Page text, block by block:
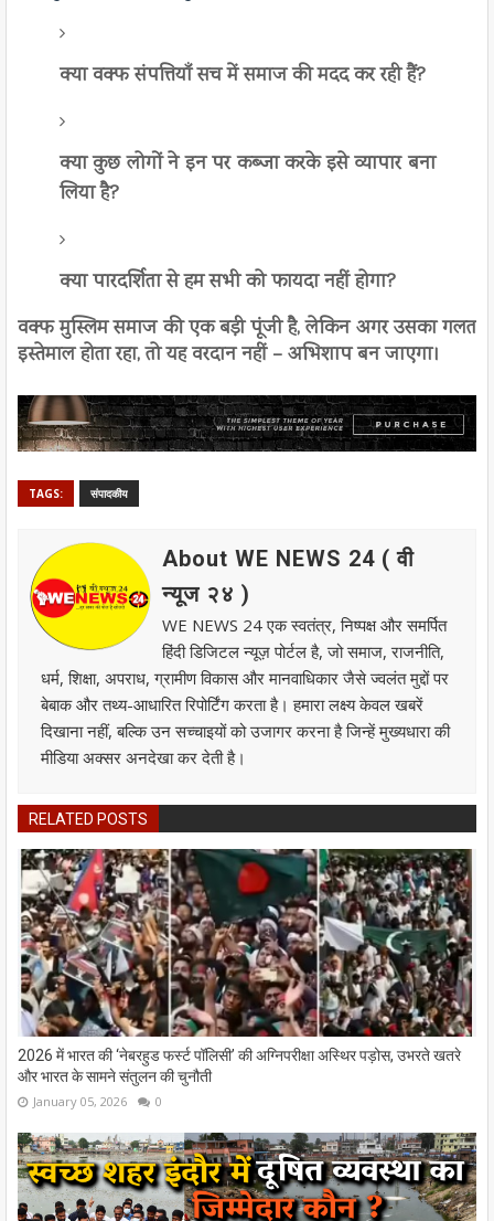
क्या वक्फ संपत्तियाँ सच में समाज की मदद कर रही हैं?
क्या कुछ लोगों ने इन पर कब्जा करके इसे व्यापार बना
लिया है?
क्या पारदर्शिता से हम सभी को फायदा नहीं होगा?
वक्फ मुस्लिम समाज की एक बड़ी पूंजी है, लेकिन अगर उसका गलत
इस्तेमाल होता रहा, तो यह वरदान नहीं – अभिशाप बन जाएगा।
TAGS: संपादकीय
About WE NEWS 24 ( वी
न्यूज २४ )
WE NEWS 24 एक स्वतंत्र, निष्पक्ष और समर्पित
हिंदी डिजिटल न्यूज़ पोर्टल है, जो समाज, राजनीति,
धर्म, शिक्षा, अपराध, ग्रामीण विकास और मानवाधिकार जैसे ज्वलंत मुद्दों पर
बेबाक और तथ्य-आधारित रिपोर्टिंग करता है। हमारा लक्ष्य केवल खबरें
दिखाना नहीं, बल्कि उन सच्चाइयों को उजागर करना है जिन्हें मुख्यधारा की
मीडिया अक्सर अनदेखा कर देती है।
RELATED POSTS
2026 में भारत की ‘नेबरहुड फर्स्ट पॉलिसी’ की अग्निपरीक्षा अस्थिर पड़ोस, उभरते खतरे
और भारत के सामने संतुलन की चुनौती
January 05, 2026 0